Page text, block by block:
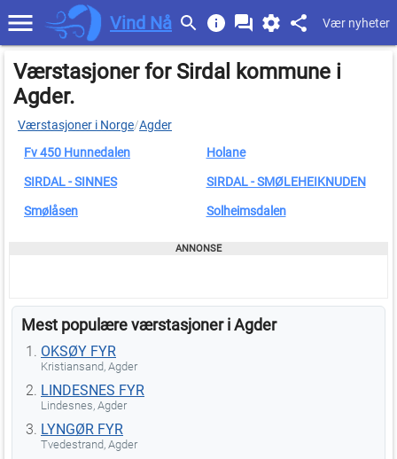
Vind Nå Vær nyheter
Værstasjoner for Sirdal kommune i
Agder.
Værstasjoner i Norge/Agder
Fv 450 Hunnedalen
Holane
SIRDAL - SINNES SIRDAL - SMØLEHEIKNUDEN
Smølåsen Solheimsdalen
Mest populære værstasjoner i Agder
OKSØY FYR
Kristiansand, Agder
LINDESNES FYR
Lindesnes, Agder
LYNGØR FYR
Tvedestrand, Agder